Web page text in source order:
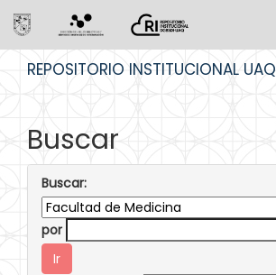
REPOSITORIO INSTITUCIONAL UAQ
Buscar
Buscar:
por